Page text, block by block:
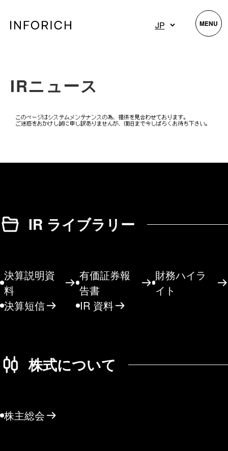
IRニュース
IR ライブラリー
決算説明資
料
有価証券報
告書
財務ハイラ
イト
決算短信
IR 資料
株式について
株主総会
MENU